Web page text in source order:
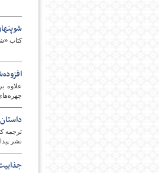
کتاب
ترجمه
نشر